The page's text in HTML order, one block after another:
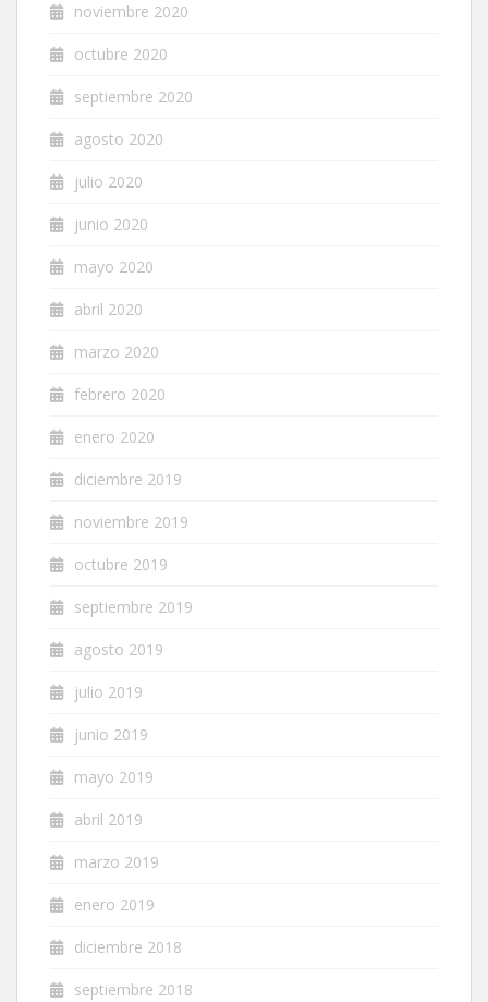
noviembre 2020
octubre 2020
septiembre 2020
agosto 2020
julio 2020
junio 2020
mayo 2020
abril 2020
marzo 2020
febrero 2020
enero 2020
diciembre 2019
noviembre 2019
octubre 2019
septiembre 2019
agosto 2019
julio 2019
junio 2019
mayo 2019
abril 2019
marzo 2019
enero 2019
diciembre 2018
septiembre 2018